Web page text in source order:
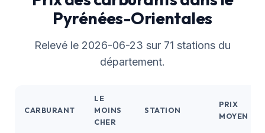
Pyrénées-Orientales
Relevé le 2026-06-23 sur 71 stations du
département.
CARBURANT
LE
MOINS
CHER
STATION
PRIX
MOYEN